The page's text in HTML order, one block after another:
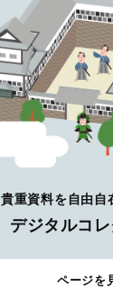
貴重資料を自由自
デジタルコ
ページを